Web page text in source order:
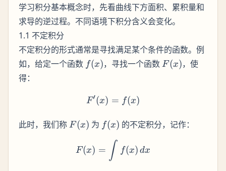
学习积分基本概念时，先看曲线下方面积、累积量和
求导的逆过程。不同语境下积分含义会变化。
1.1 不定积分
不定积分的形式通常是寻找满足某个条件的函数。例
如，给定一个函数 f(x)
f(x)，寻找一个函数F(x)
F(x)，使
得：
F'(x) = f(x)
F ′(x) = f(x)
此时，我们称 F(x)
F (x) 为 f(x)
f(x) 的不定积分，记作：
F(x) = \int f(x) \, dx
F(x) = ∫ f(x) dx